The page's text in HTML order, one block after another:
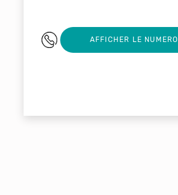
03 23 71 99 21
AFFICHER LE NUMERO